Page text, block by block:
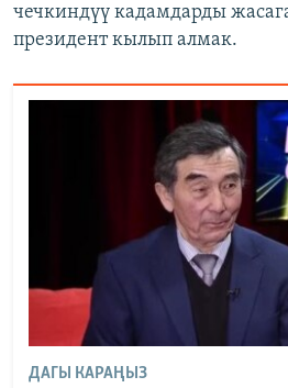
чечкиндүү кадамдарды
президент кылып алмак.
ДАГЫ КАРАҢЫЗ